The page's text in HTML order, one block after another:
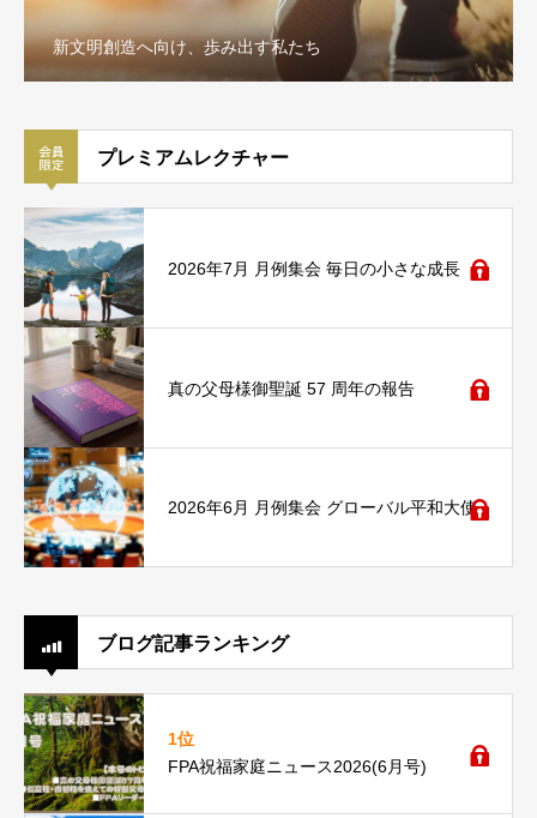
新文明創造へ向け、歩み出す私たち
プレミアムレクチャー
2026年7月 月例集会 毎日の小さな成長
真の父母様御聖誕 57 周年の報告
2026年6月 月例集会 グローバル平和大使
ブログ記事ランキング
1位
FPA祝福家庭ニュース2026(6月号)